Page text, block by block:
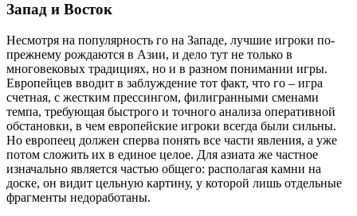
Запад и Восток
Несмотря на популярность го на Западе, лучшие игроки по-
прежнему рождаются в Азии, и дело тут не только в
многовековых традициях, но и в разном понимании игры.
Европейцев вводит в заблуждение тот факт, что го – игра
счетная, с жестким прессингом, филигранными сменами
темпа, требующая быстрого и точного анализа оперативной
обстановки, в чем европейские игроки всегда были сильны.
Но европеец должен сперва понять все части явления, а уже
потом сложить их в единое целое. Для азиата же частное
изначально является частью общего: располагая камни на
доске, он видит цельную картину, у которой лишь отдельные
фрагменты недоработаны.